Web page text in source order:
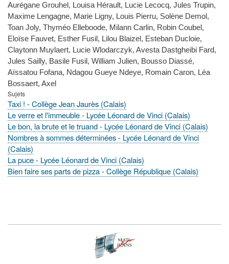
Aurégane Grouhel, Louisa Hérault, Lucie Lecocq, Jules Trupin,
Maxime Lengagne, Marie Ligny, Louis Pierru, Solène Demol,
Toan Joly, Thyméo Elleboode, Milann Carlin, Robin Coubel,
Eloïse Fauvet, Esther Fusil, Lilou Blaizel, Esteban Ducloie,
Claytonn Muylaert, Lucie Wlodarczyk, Avesta Dastgheibi Fard,
Jules Sailly, Basile Fusil, William Julien, Bousso Diassé,
Aïssatou Fofana, Ndagou Gueye Ndeye, Romain Caron, Léa
Bossaert, Axel
Sujets
Taxi ! - Collège Jean Jaurès (Calais)
Le verre et l'immeuble - Lycée Léonard de Vinci (Calais)
Le bon, la brute et le truand - Lycée Léonard de Vinci (Calais)
Nombres à sommes déterminées - Lycée Léonard de Vinci
(Calais)
La puce - Lycée Léonard de Vinci (Calais)
Bien faire ses parts de pizza - Collège République (Calais)